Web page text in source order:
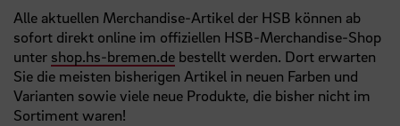
Alle aktuellen Merchandise-Artikel der HSB können ab
sofort direkt online im offiziellen HSB-Merchandise-Shop
unter shop.hs-bremen.de bestellt werden. Dort erwarten
Sie die meisten bisherigen Artikel in neuen Farben und
Varianten sowie viele neue Produkte, die bisher nicht im
Sortiment waren!